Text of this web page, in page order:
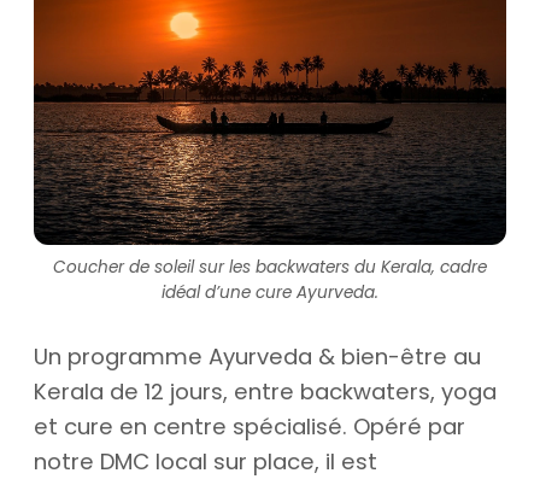
Coucher de soleil sur les backwaters du Kerala, cadre
idéal d’une cure Ayurveda.
Un programme Ayurveda & bien-être au
Kerala de 12 jours, entre backwaters, yoga
et cure en centre spécialisé. Opéré par
notre DMC local sur place, il est